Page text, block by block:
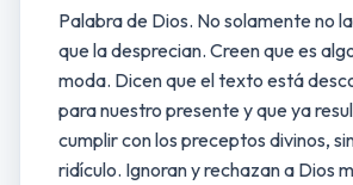
Palabra de Dios. No solamente no
que la desprecian. Creen que es
moda. Dicen que el texto está
para nuestro presente y que ya
cumplir con los preceptos divinos,
ridículo. Ignoran y rechazan a Dios